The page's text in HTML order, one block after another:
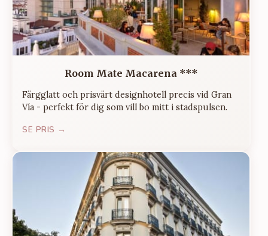
Room Mate Macarena ***
Färgglatt och prisvärt designhotell precis vid Gran
Vía - perfekt för dig som vill bo mitt i stadspulsen.
SE PRIS →